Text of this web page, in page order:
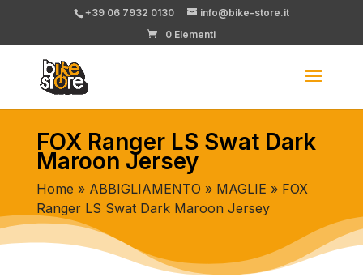
+39 06 7932 0130
info@bike-store.it
0 Elementi
FOX Ranger LS Swat Dark
Maroon Jersey
Home » ABBIGLIAMENTO » MAGLIE » FOX
Ranger LS Swat Dark Maroon Jersey